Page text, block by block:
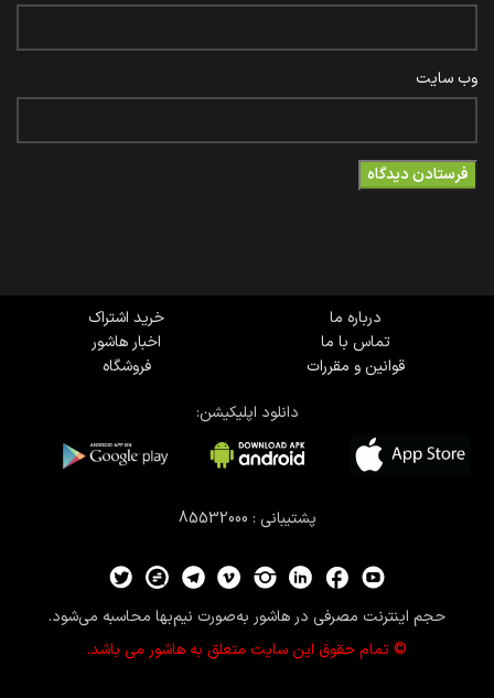
وب‌ سایت
درباره ما
تماس با ما
قوانین و مقررات
خرید اشتراک
اخبار هاشور
فروشگاه
دانلود اپلیکیشن:
پشتیبانی : 85532000
حجم اینترنت مصرفی در هاشور به‌صورت نیم‌بها محاسبه می‌شود.
© تمام حقوق این سایت متعلق به هاشور می باشد.